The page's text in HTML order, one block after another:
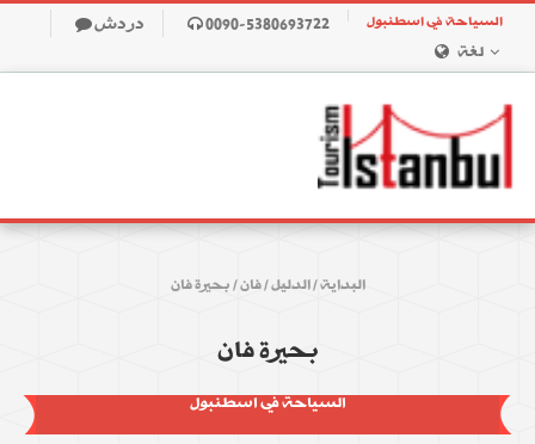
السياحة في اسطنبول 0090-5380693722 دردش
لغة
البداية/الدليل/فان/بحيرة فان
بحيرة فان
السياحة في اسطنبول